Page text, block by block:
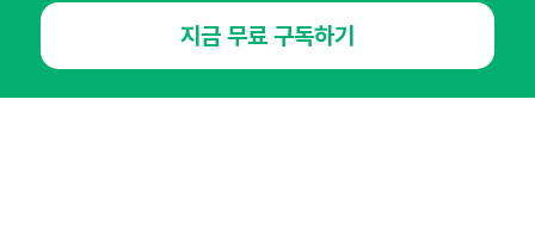
이용약관
instagramthreadkakaotalk
지금 무료 구독하기